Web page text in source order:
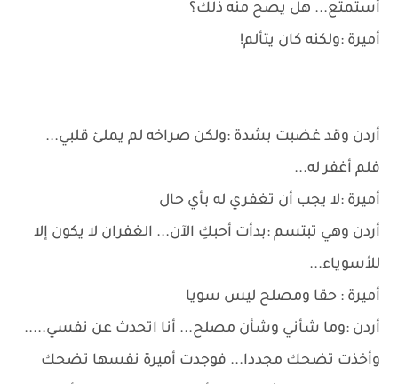
أستمتع... هل يصح منه ذلك؟
أميرة :ولكنه كان يتألم!
أردن وقد غضبت بشدة :ولكن صراخه لم يملئ قلبي...
فلم أغفر له...
أميرة :لا يجب أن تغفري له بأي حال
أردن وهي تبتسم :بدأت أحبكِ الآن... الغفران لا يكون إلا
للأسوياء...
أميرة : حقا ومصلح ليس سويا
أردن :وما شأني وشأن مصلح... أنا اتحدث عن نفسي.....
وأخذت تضحك مجددا... فوجدت أميرة نفسها تضحك